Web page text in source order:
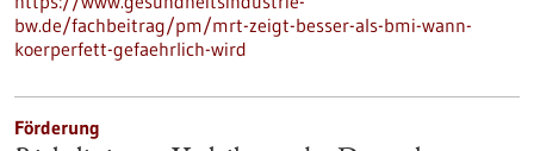
bw.de/fachbeitrag/pm/mrt-zeigt-besser-als-bmi-wann-
koerperfett-gefaehrlich-wird
Förderung